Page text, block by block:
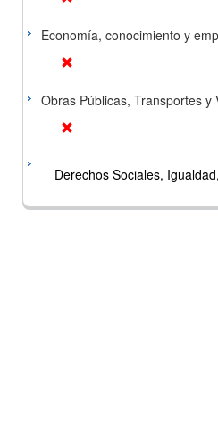
Economía, conocimiento y
Obras Públicas, Transportes y
Derechos Sociales,